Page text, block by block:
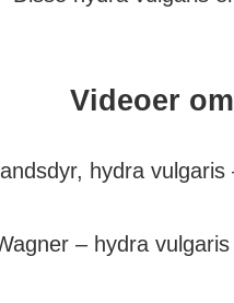
Videoer
hydra
– hydra